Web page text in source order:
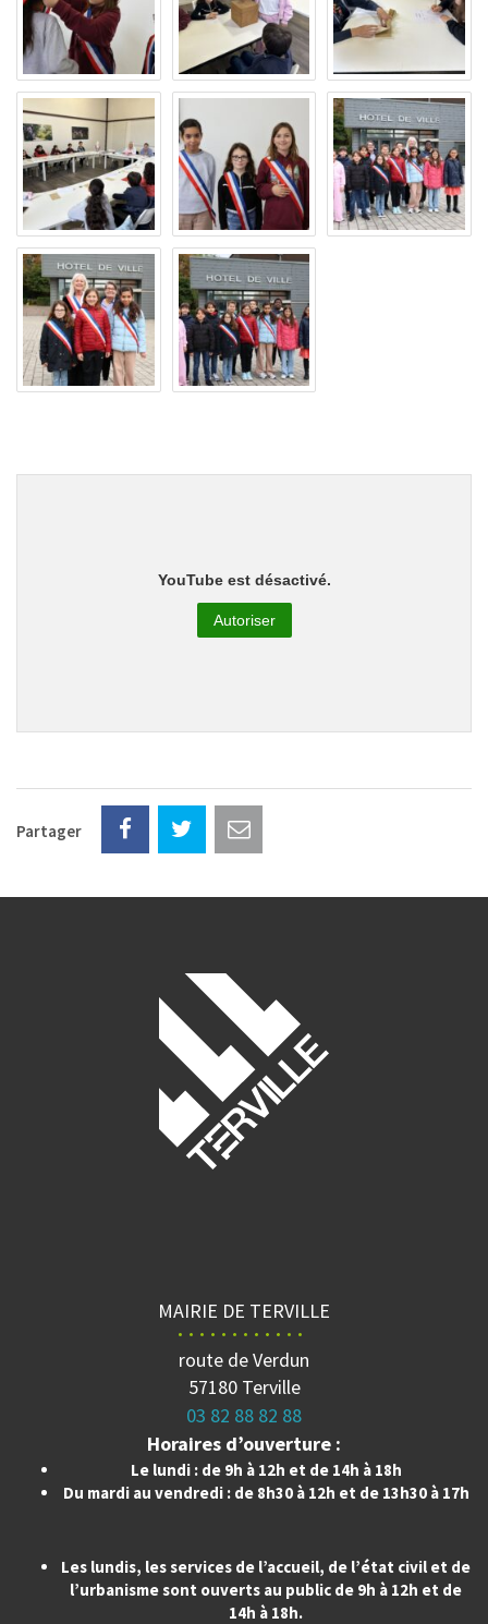
YouTube est désactivé.
Autoriser
Partager
MAIRIE DE TERVILLE
route de Verdun
57180 Terville
03 82 88 82 88
Horaires d’ouverture :
Le lundi : de 9h à 12h et de 14h à 18h
Du mardi au vendredi : de 8h30 à 12h et de 13h30 à 17h
Les lundis, les services de l’accueil, de l’état civil et de
l’urbanisme sont ouverts au public de 9h à 12h et de
14h à 18h.